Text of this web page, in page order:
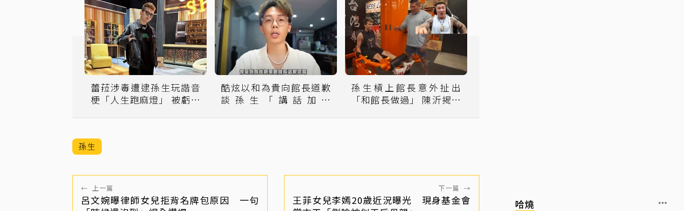
蕾菈涉毒遭逮孫生玩諧音
梗「人生跑麻燈」 被虧落
酷炫以和為貴向館長道歉
談孫生「講話加水
孫生槓上館長意外扯出
「和館長做過」 陳沂揭內
孫生
← 上一篇
呂文婉曝律師女兒拒背名牌包原因 一句
下一篇 →
王菲女兒李嫣20歲近況曝光 現身基金會
哈燒